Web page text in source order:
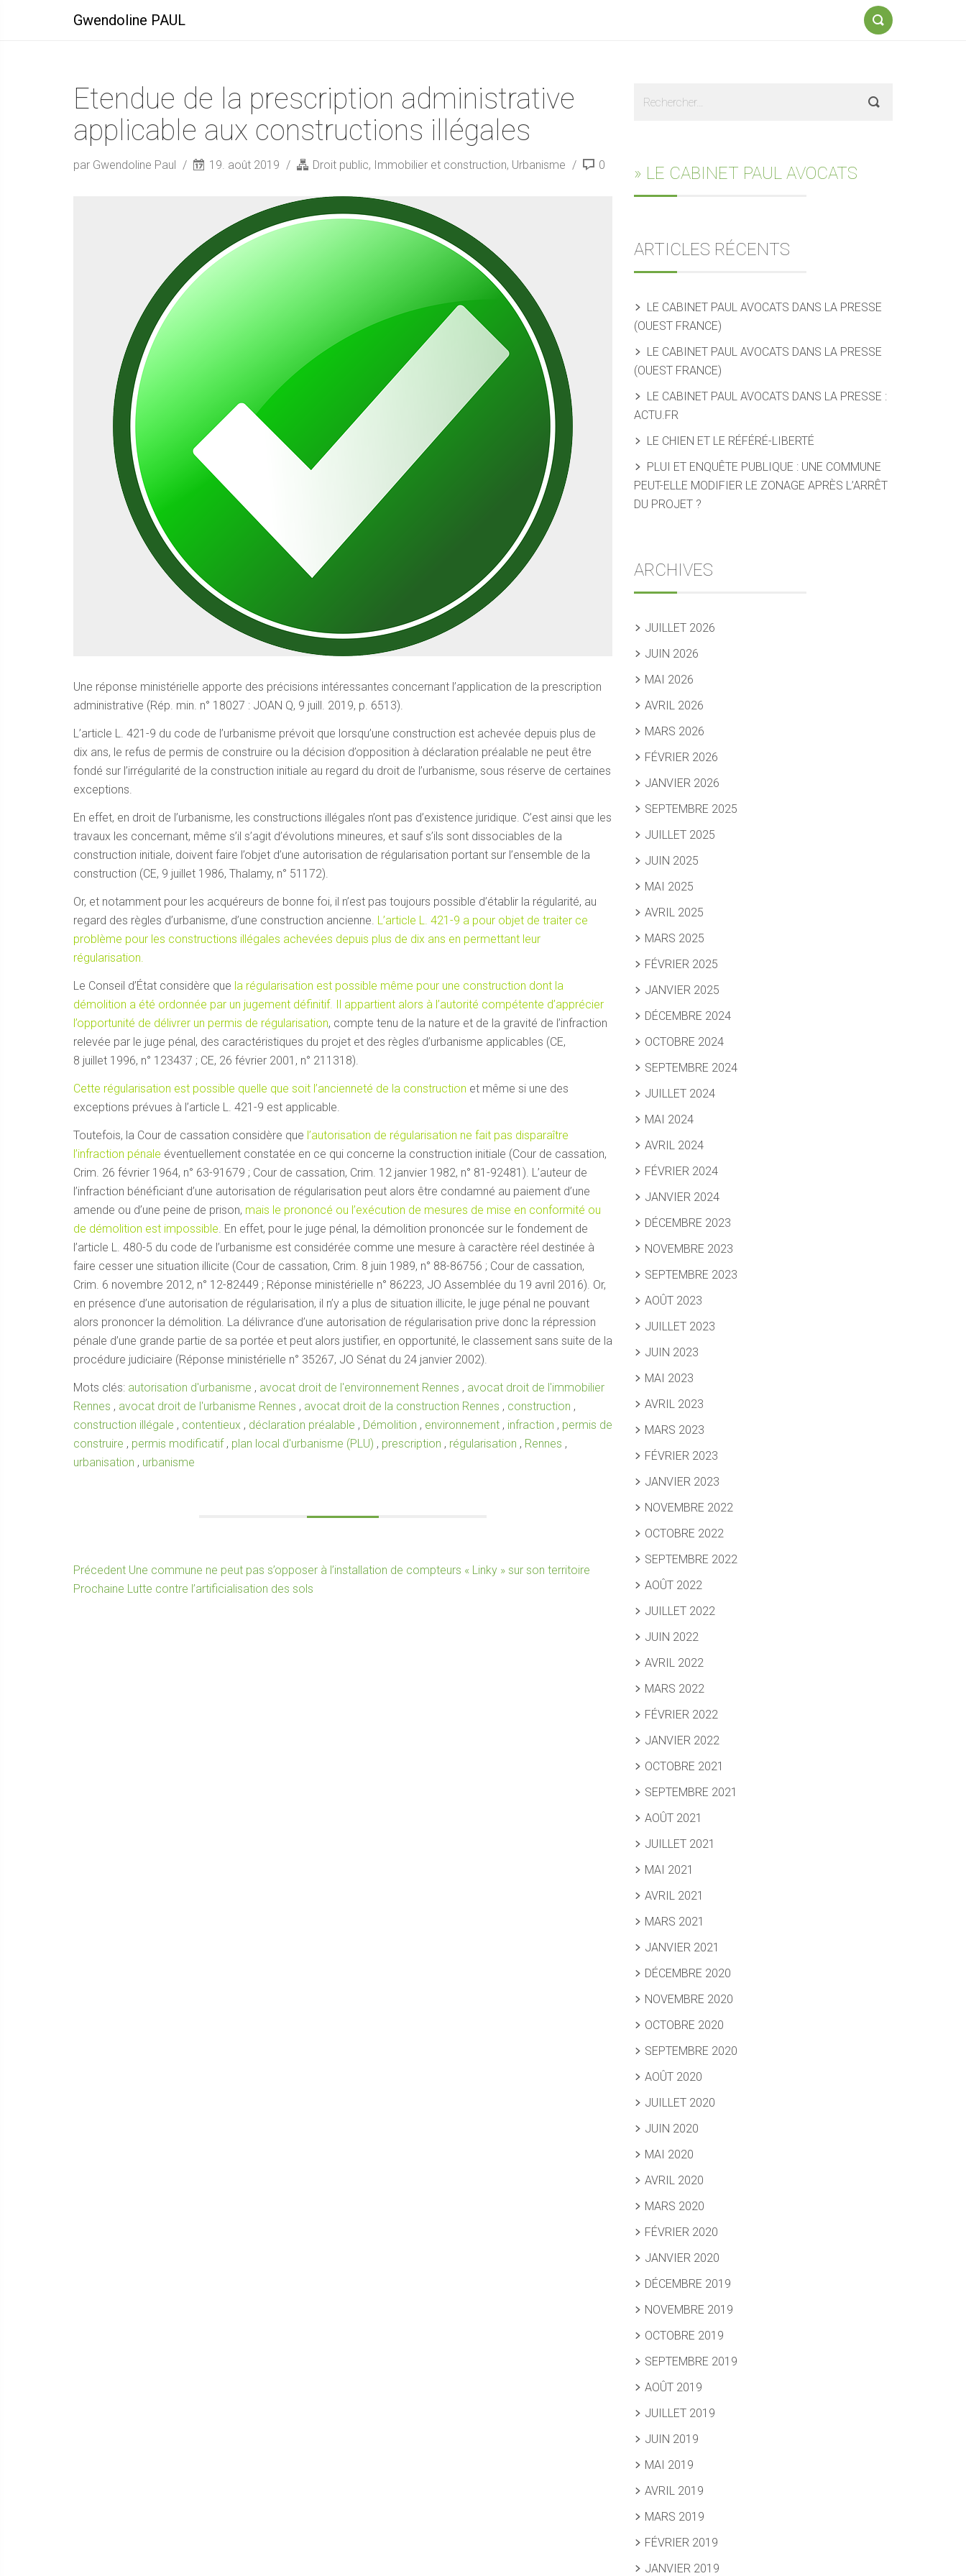
Gwendoline PAUL
Etendue de la prescription administrative
applicable aux constructions illégales
par Gwendoline Paul 19. août 2019 Droit public, Immobilier et construction, Urbanisme 0
Une réponse ministérielle apporte des précisions intéressantes concernant l’application de la prescription
administrative (Rép. min. n° 18027 : JOAN Q, 9 juill. 2019, p. 6513).
L’article L. 421-9 du code de l’urbanisme prévoit que lorsqu’une construction est achevée depuis plus de
dix ans, le refus de permis de construire ou la décision d’opposition à déclaration préalable ne peut être
fondé sur l’irrégularité de la construction initiale au regard du droit de l’urbanisme, sous réserve de certaines
exceptions.
En effet, en droit de l’urbanisme, les constructions illégales n’ont pas d’existence juridique. C’est ainsi que les
travaux les concernant, même s’il s’agit d’évolutions mineures, et sauf s’ils sont dissociables de la
construction initiale, doivent faire l’objet d’une autorisation de régularisation portant sur l’ensemble de la
construction (CE, 9 juillet 1986, Thalamy, n° 51172).
Or, et notamment pour les acquéreurs de bonne foi, il n’est pas toujours possible d’établir la régularité, au
regard des règles d’urbanisme, d’une construction ancienne. L’article L. 421-9 a pour objet de traiter ce
problème pour les constructions illégales achevées depuis plus de dix ans en permettant leur
régularisation.
Le Conseil d’État considère que la régularisation est possible même pour une construction dont la
démolition a été ordonnée par un jugement définitif. Il appartient alors à l’autorité compétente d’apprécier
l’opportunité de délivrer un permis de régularisation, compte tenu de la nature et de la gravité de l’infraction
relevée par le juge pénal, des caractéristiques du projet et des règles d’urbanisme applicables (CE,
8 juillet 1996, n° 123437 ; CE, 26 février 2001, n° 211318).
Cette régularisation est possible quelle que soit l’ancienneté de la construction et même si une des
exceptions prévues à l’article L. 421-9 est applicable.
Toutefois, la Cour de cassation considère que l’autorisation de régularisation ne fait pas disparaître
l’infraction pénale éventuellement constatée en ce qui concerne la construction initiale (Cour de cassation,
Crim. 26 février 1964, n° 63-91679 ; Cour de cassation, Crim. 12 janvier 1982, n° 81-92481). L’auteur de
l’infraction bénéficiant d’une autorisation de régularisation peut alors être condamné au paiement d’une
amende ou d’une peine de prison, mais le prononcé ou l’exécution de mesures de mise en conformité ou
de démolition est impossible. En effet, pour le juge pénal, la démolition prononcée sur le fondement de
l’article L. 480-5 du code de l’urbanisme est considérée comme une mesure à caractère réel destinée à
faire cesser une situation illicite (Cour de cassation, Crim. 8 juin 1989, n° 88-86756 ; Cour de cassation,
Crim. 6 novembre 2012, n° 12-82449 ; Réponse ministérielle n° 86223, JO Assemblée du 19 avril 2016). Or,
en présence d’une autorisation de régularisation, il n’y a plus de situation illicite, le juge pénal ne pouvant
alors prononcer la démolition. La délivrance d’une autorisation de régularisation prive donc la répression
pénale d’une grande partie de sa portée et peut alors justifier, en opportunité, le classement sans suite de la
procédure judiciaire (Réponse ministérielle n° 35267, JO Sénat du 24 janvier 2002).
Mots clés: autorisation d'urbanisme , avocat droit de l'environnement Rennes , avocat droit de l'immobilier
Rennes , avocat droit de l'urbanisme Rennes , avocat droit de la construction Rennes , construction ,
construction illégale , contentieux , déclaration préalable , Démolition , environnement , infraction , permis de
construire , permis modificatif, plan local d'urbanisme (PLU) , prescription , régularisation , Rennes ,
urbanisation , urbanisme
Navigation
de
Précedent Article
précédent :
Une commune ne peut pas s’opposer à l’installation de compteurs « Linky » sur son territoire
Prochaine Article
Lutte contre l’artificialisation des sols
Sidebar
» LE CABINET PAUL AVOCATS
ARTICLES RÉCENTS
LE CABINET PAUL AVOCATS DANS LA PRESSE
(OUEST FRANCE)
LE CABINET PAUL AVOCATS DANS LA PRESSE
(OUEST FRANCE)
LE CABINET PAUL AVOCATS DANS LA PRESSE :
ACTU.FR
LE CHIEN ET LE RÉFÉRÉ-LIBERTÉ
PLUI ET ENQUÊTE PUBLIQUE : UNE COMMUNE
PEUT-ELLE MODIFIER LE ZONAGE APRÈS L’ARRÊT
DU PROJET ?
ARCHIVES
JUILLET 2026
JUIN 2026
MAI 2026
AVRIL 2026
MARS 2026
FÉVRIER 2026
JANVIER 2026
SEPTEMBRE 2025
JUILLET 2025
JUIN 2025
MAI 2025
AVRIL 2025
MARS 2025
FÉVRIER 2025
JANVIER 2025
DÉCEMBRE 2024
OCTOBRE 2024
SEPTEMBRE 2024
JUILLET 2024
MAI 2024
AVRIL 2024
FÉVRIER 2024
JANVIER 2024
DÉCEMBRE 2023
NOVEMBRE 2023
SEPTEMBRE 2023
AOÛT 2023
JUILLET 2023
JUIN 2023
MAI 2023
AVRIL 2023
MARS 2023
FÉVRIER 2023
JANVIER 2023
NOVEMBRE 2022
OCTOBRE 2022
SEPTEMBRE 2022
AOÛT 2022
JUILLET 2022
JUIN 2022
AVRIL 2022
MARS 2022
FÉVRIER 2022
JANVIER 2022
OCTOBRE 2021
SEPTEMBRE 2021
AOÛT 2021
JUILLET 2021
MAI 2021
AVRIL 2021
MARS 2021
JANVIER 2021
DÉCEMBRE 2020
NOVEMBRE 2020
OCTOBRE 2020
SEPTEMBRE 2020
AOÛT 2020
JUILLET 2020
JUIN 2020
MAI 2020
AVRIL 2020
MARS 2020
FÉVRIER 2020
JANVIER 2020
DÉCEMBRE 2019
NOVEMBRE 2019
OCTOBRE 2019
SEPTEMBRE 2019
AOÛT 2019
JUILLET 2019
JUIN 2019
MAI 2019
AVRIL 2019
MARS 2019
FÉVRIER 2019
JANVIER 2019